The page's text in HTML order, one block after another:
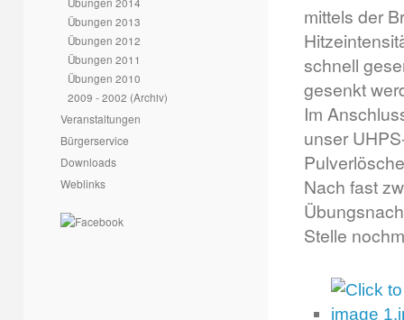
Übungen 2013
Übungen 2012
Übungen 2011
Übungen 2010
2009 - 2002 (Archiv)
Veranstaltungen
Bürgerservice
Downloads
Weblinks
mittels der
schnell
gesenkt
Im
unser
Nach fast
Stelle